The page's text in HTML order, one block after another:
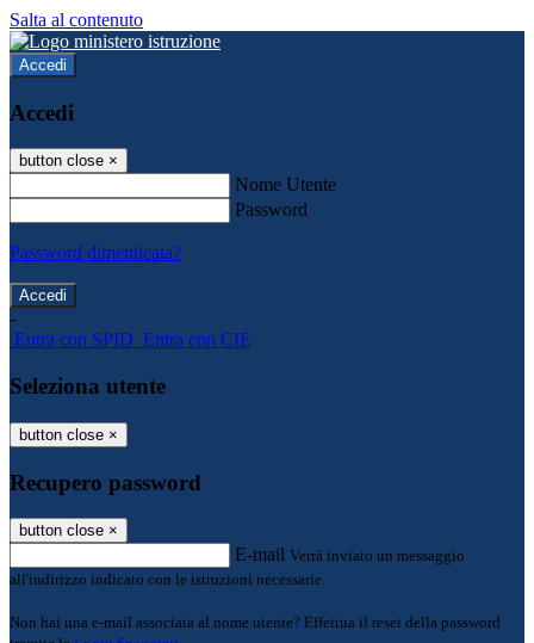
Salta al contenuto
Accedi
Accedi
button close ×
Nome Utente
Password
Password dimenticata?
-
Entra con SPID Entra con CIE
Seleziona utente
button close ×
Recupero password
button close ×
E-mail Verrà inviato un messaggio
all'indirizzo indicato con le istruzioni necessarie.
Non hai una e-mail associata al nome utente? Effettua il reset della password